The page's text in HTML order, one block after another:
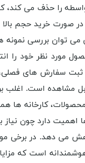
را حذف می کند،
صورت خرید حجم
می توان بررسی
مورد نظر خود را
ثبت سفارش های
مشاهده است.
کارخانه
اهمیت دارد چون
می دهد. در برخی
است که مزایای